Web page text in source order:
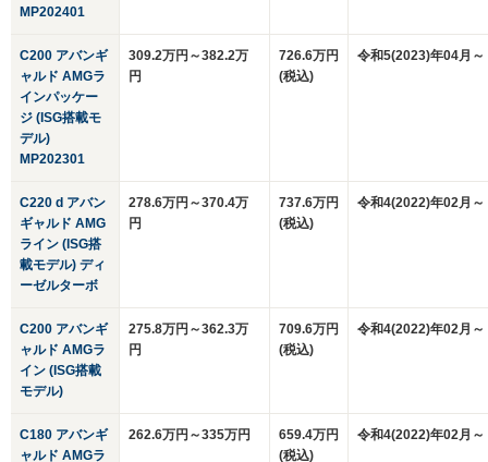
MP202401
C200 アバンギ
ャルド AMGラ
インパッケー
ジ (ISG搭載モ
デル)
MP202301
309.2万円～382.2万
円
726.6万円
(税込)
令和5(2023)年04月～
C220 d アバン
ギャルド AMG
ライン (ISG搭
載モデル) ディ
ーゼルターボ
278.6万円～370.4万
円
737.6万円
(税込)
令和4(2022)年02月～
C200 アバンギ
ャルド AMGラ
イン (ISG搭載
モデル)
275.8万円～362.3万
円
709.6万円
(税込)
令和4(2022)年02月～
C180 アバンギ
ャルド AMGラ
262.6万円～335万円
659.4万円
(税込)
令和4(2022)年02月～